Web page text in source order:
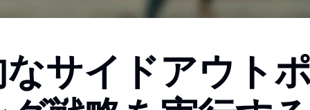
サイドアウト